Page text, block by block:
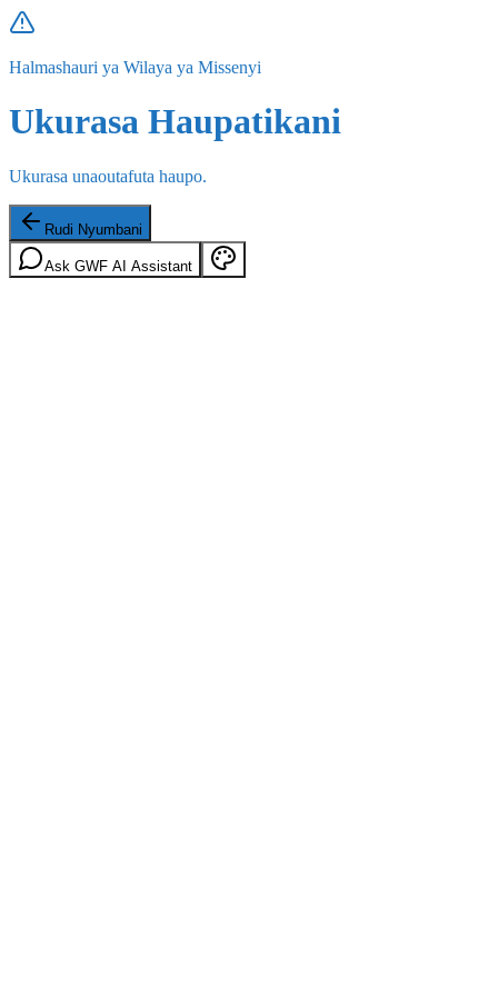
Halmashauri ya Wilaya ya Missenyi
Ukurasa Haupatikani
Ukurasa unaoutafuta haupo.
Rudi Nyumbani
Ask GWF AI Assistant